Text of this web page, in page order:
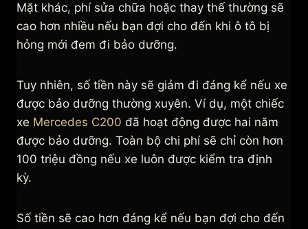
Mặt khác, phí sửa chữa hoặc thay thế thường sẽ
cao hơn nhiều nếu bạn đợi cho đến khi ô tô bị
hỏng mới đem đi bảo dưỡng.
Tuy nhiên, số tiền này sẽ giảm đi đáng kể nếu xe
được bảo dưỡng thường xuyên. Ví dụ, một chiếc
xe Mercedes C200 đã hoạt động được hai năm
được bảo dưỡng. Toàn bộ chi phí sẽ chỉ còn hơn
100 triệu đồng nếu xe luôn được kiểm tra định
kỳ.
Số tiền sẽ cao hơn đáng kể nếu bạn đợi cho đến